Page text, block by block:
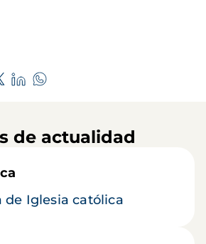
de actualidad
de Iglesia católica